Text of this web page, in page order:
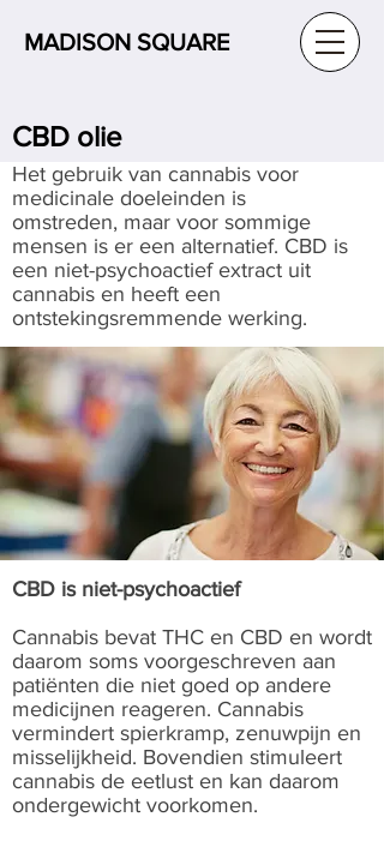
MADISON SQUARE
CBD olie
Het gebruik van cannabis voor
medicinale doeleinden is
omstreden, maar voor sommige
mensen is er een alternatief. CBD is
een niet-psychoactief extract uit
cannabis en heeft een
ontstekingsremmende werking.
CBD is niet-psychoactief
Cannabis bevat THC en CBD en wordt
daarom soms voorgeschreven aan
patiënten die niet goed op andere
medicijnen reageren. Cannabis
vermindert spierkramp, zenuwpijn en
misselijkheid. Bovendien stimuleert
cannabis de eetlust en kan daarom
ondergewicht voorkomen.